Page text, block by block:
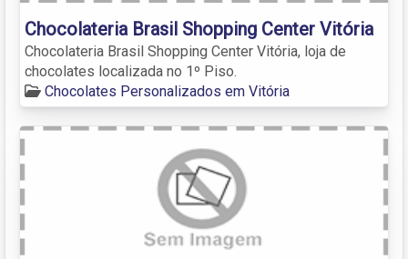
Chocolateria Brasil Shopping Center Vitória
Chocolateria Brasil Shopping Center Vitória, loja de
chocolates localizada no 1º Piso.
Chocolates Personalizados em Vitória